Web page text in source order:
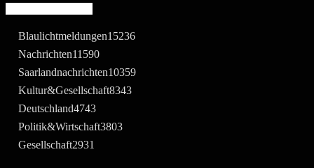
Blaulichtmeldungen15236
Nachrichten11590
Saarlandnachrichten10359
Kultur&Gesellschaft8343
Deutschland4743
Politik&Wirtschaft3803
Gesellschaft2931